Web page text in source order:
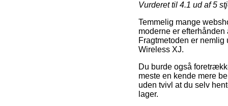
Vurderet til 4.1 ud af 5
Temmelig mange
moderne er
Fragtmetoden er
Wireless XJ.
Du burde også
meste en kende mere
uden tvivl at du selv
lager.